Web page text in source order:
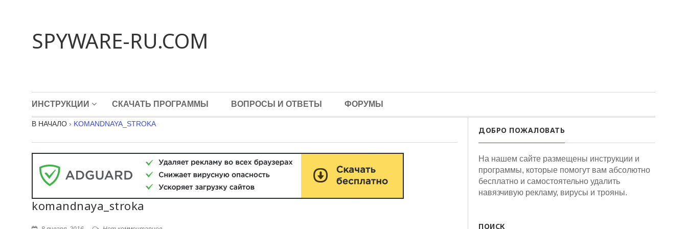
SPYWARE-RU.COM
ИНСТРУКЦИИ СКАЧАТЬ ПРОГРАММЫ ВОПРОСЫ И ОТВЕТЫ ФОРУМЫ
В НАЧАЛО › KOMANDNAYA_STROKA
komandnaya_stroka
ДОБРО ПОЖАЛОВАТЬ
На нашем сайте размещены инструкции и
программы, которые помогут вам абсолютно
бесплатно и самостоятельно удалить
навязчивую рекламу, вирусы и трояны.
ПОИСК